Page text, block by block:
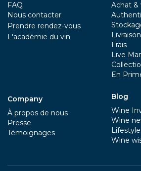
FAQ
Nous contacter
Prendre rendez-vous
L'académie du vin
Company
À propos de nous
Presse
Témoignages
Achat &
Frais
Live
En
Blog
Wine
Wine
Lifestyle
Wine